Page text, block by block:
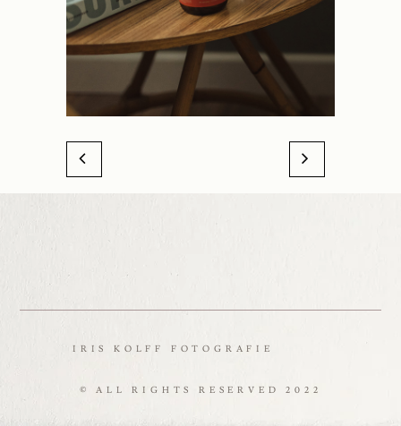
IRIS KOLFF FOTOGRAFIE
© ALL RIGHTS RESERVED 2022